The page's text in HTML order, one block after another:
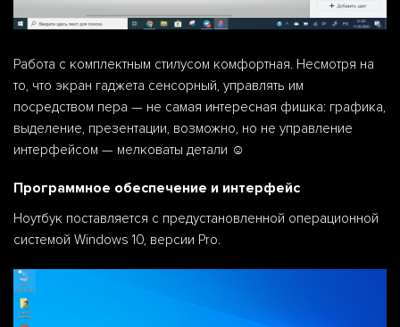
Работа с комплектным стилусом комфортная. Несмотря на
то, что экран гаджета сенсорный, управлять им
посредством пера — не самая интересная фишка: графика,
выделение, презентации, возможно, но не управление
интерфейсом — мелковаты детали ☺️
Программное обеспечение и интерфейс
Ноутбук поставляется с предустановленной операционной
системой Windows 10, версии Pro.